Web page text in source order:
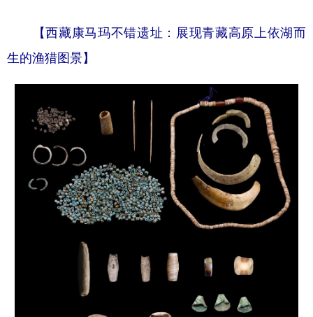
【西藏康马玛不错遗址：展现青藏高原上依湖而
生的渔猎图景】